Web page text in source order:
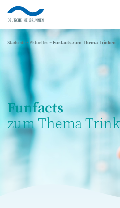
Startseite~Aktuelles~Funfacts zum Thema Trinken
Funfacts
zum Thema